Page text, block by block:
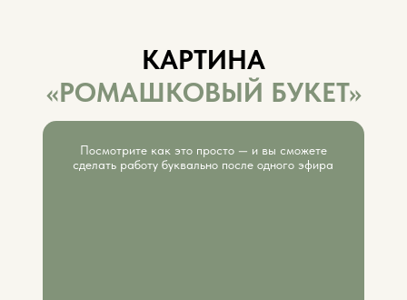
КАРТИНА
«РОМАШКОВЫЙ БУКЕТ»
Посмотрите как это просто — и вы сможете
сделать работу буквально после одного эфира